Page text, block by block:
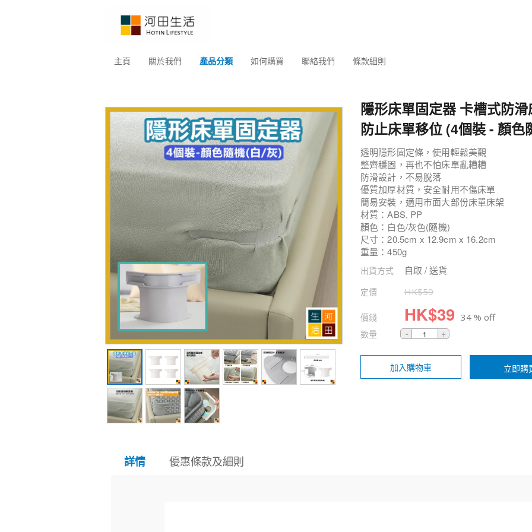
主頁 關於我們 產品分類 如何購買 聯絡我們 條款細則
隱形床單固定器 卡槽式防
防止床單移位 (4個裝 - 顏色
透明隱形固定條，使用輕鬆美觀
整齊穩固，再也不怕床單亂糟糟
防滑設計，不易脫落
優質加厚材質，安全耐用不傷床單
簡易安裝，適用市面大部份床單床架
材質：ABS, PP
顏色：白色/灰色(隨機)
尺寸：20.5cm x 12.9cm x 16.2cm
重量：450g
出貨方式 自取 / 送貨
定價 HK$59
價錢 HK$39 34 % off
數量
加入購物車 立即購
詳情 優惠條款及細則